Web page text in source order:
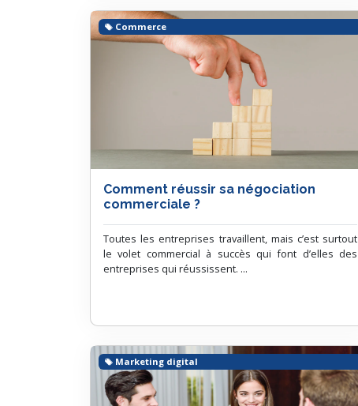
Comment réussir sa négociation
commerciale ?
Toutes les entreprises travaillent, mais c’est surtout
le volet commercial à succès qui font d’elles des
entreprises qui réussissent. ...
Commerce
Marketing digital